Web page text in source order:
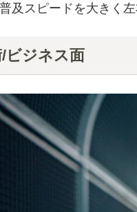
及スピードを大きく左
ビジネス面